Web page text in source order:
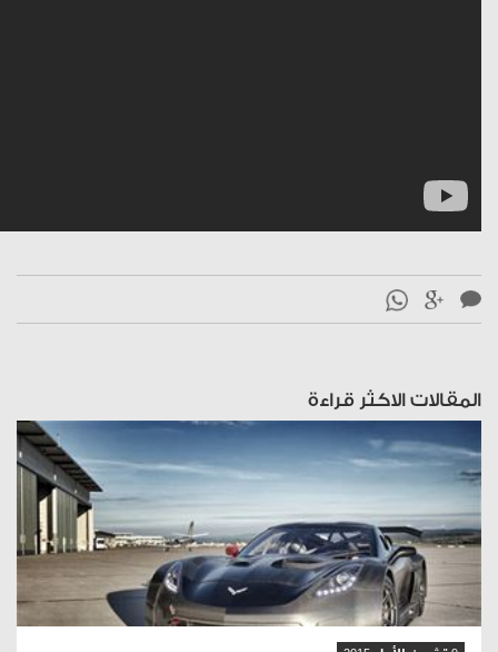
المقالات الاكثر قراءة
قراءة المقال